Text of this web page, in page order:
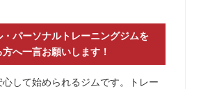
パーソナルトレーニングジムを
へ一言お願いします！
して始められるジムです。トレー